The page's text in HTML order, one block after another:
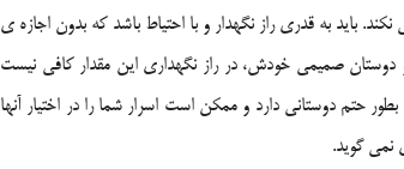
بايد به قدري راز نگهدار و با احتياط باشد که بدون اجازه ي
صميمي خودش، در راز نگهداري اين مقدار کافي نيست
حتم دوستاني دارد و ممکن است اسرار شما را در اختيار آنها
نمي گويد.